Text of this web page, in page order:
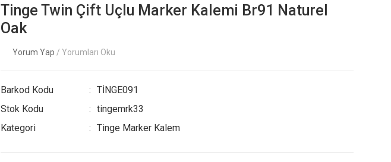
Tinge Twin Çift Uçlu Marker Kalemi Br91 Naturel
Oak
Yorum Yap / Yorumları Oku
Barkod Kodu
TİNGE091
Stok Kodu
tingemrk33
Kategori
Tinge Marker Kalem